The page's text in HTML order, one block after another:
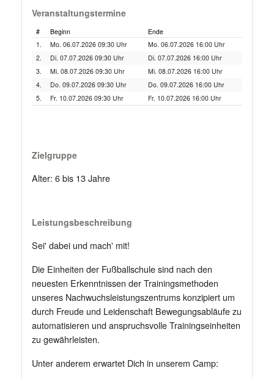
Veranstaltungstermine
# Beginn
Ende
1.
Mo. 06.07.2026 09:30 Uhr
Mo. 06.07.2026 16:00 Uhr
2.
Di. 07.07.2026 09:30 Uhr
Di. 07.07.2026 16:00 Uhr
3.
Mi. 08.07.2026 09:30 Uhr
Mi. 08.07.2026 16:00 Uhr
4.
Do. 09.07.2026 09:30 Uhr
Do. 09.07.2026 16:00 Uhr
5.
Fr. 10.07.2026 09:30 Uhr Fr. 10.07.2026 16:00 Uhr
Zielgruppe
Alter: 6 bis 13 Jahre
Leistungsbeschreibung
Sei' dabei und mach' mit!
Die Einheiten der Fußballschule sind nach den
neuesten Erkenntnissen der Trainingsmethoden
unseres Nachwuchsleistungszentrums konzipiert um
durch Freude und Leidenschaft Bewegungsabläufe zu
automatisieren und anspruchsvolle Trainingseinheiten
zu gewährleisten.
Unter anderem erwartet Dich in unserem Camp: